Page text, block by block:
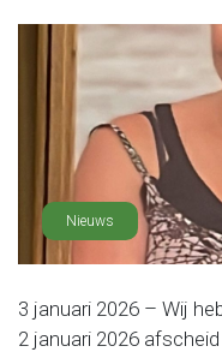
Nieuws
3 januari 2026 – Wij
2 januari 2026